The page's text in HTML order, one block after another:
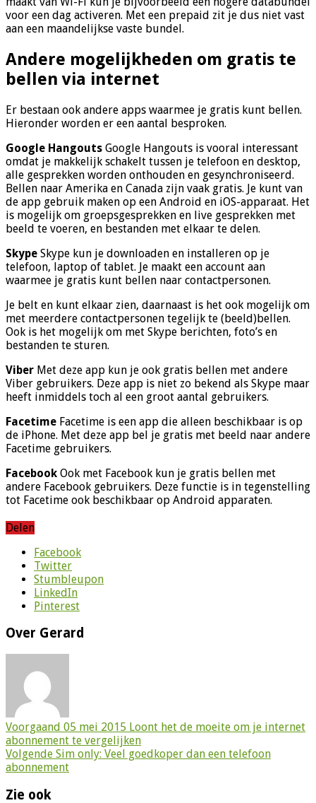
voor een dag activeren. Met een prepaid zit je dus niet vast
aan een maandelijkse vaste bundel.
Andere mogelijkheden om gratis te
bellen via internet
Er bestaan ook andere apps waarmee je gratis kunt bellen.
Hieronder worden er een aantal besproken.
Google Hangouts Google Hangouts is vooral interessant
omdat je makkelijk schakelt tussen je telefoon en desktop,
alle gesprekken worden onthouden en gesynchroniseerd.
Bellen naar Amerika en Canada zijn vaak gratis. Je kunt van
de app gebruik maken op een Android en iOS-apparaat. Het
is mogelijk om groepsgesprekken en live gesprekken met
beeld te voeren, en bestanden met elkaar te delen.
Skype Skype kun je downloaden en installeren op je
telefoon, laptop of tablet. Je maakt een account aan
waarmee je gratis kunt bellen naar contactpersonen.
Je belt en kunt elkaar zien, daarnaast is het ook mogelijk om
met meerdere contactpersonen tegelijk te (beeld)bellen.
Ook is het mogelijk om met Skype berichten, foto’s en
bestanden te sturen.
Viber Met deze app kun je ook gratis bellen met andere
Viber gebruikers. Deze app is niet zo bekend als Skype maar
heeft inmiddels toch al een groot aantal gebruikers.
Facetime Facetime is een app die alleen beschikbaar is op
de iPhone. Met deze app bel je gratis met beeld naar andere
Facetime gebruikers.
Facebook Ook met Facebook kun je gratis bellen met
andere Facebook gebruikers. Deze functie is in tegenstelling
tot Facetime ook beschikbaar op Android apparaten.
Delen
Facebook
Twitter
Stumbleupon
LinkedIn
Pinterest
Over Gerard
Voorgaand 05 mei 2015 Loont het de moeite om je internet
abonnement te vergelijken
Volgende Sim only: Veel goedkoper dan een telefoon
abonnement
Zie ook